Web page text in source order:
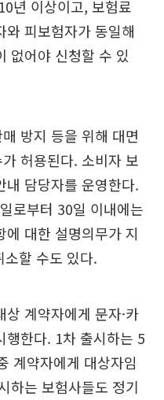
년 이상이고, 보험료
피보험자가 동일해
없어야 신청할 수 있
방지 등을 위해 대면
허용된다. 소비자 보
내 담당자를 운영한다.
로부터 30일 이내에는
대한 설명의무가 지
할 수도 있다.
계약자에게 문자·카
행한다. 1차 출시하는 5
계약자에게 대상자임
하는 보험사들도 정기